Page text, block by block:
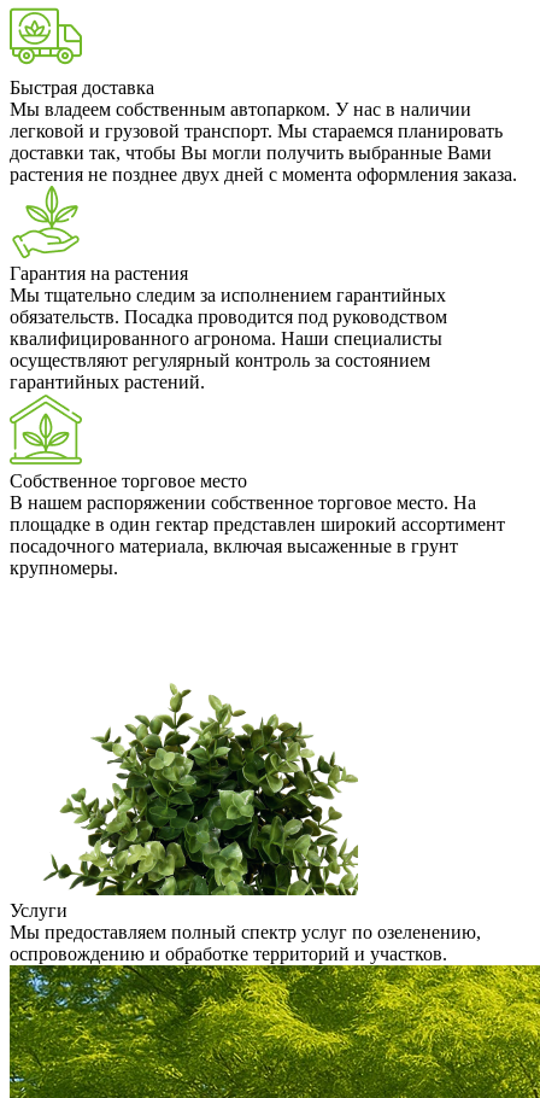
Быстрая доставка
Мы владеем собственным автопарком. У нас в наличии
легковой и грузовой транспорт. Мы стараемся планировать
доставки так, чтобы Вы могли получить выбранные Вами
растения не позднее двух дней с момента оформления заказа.
Гарантия на растения
Мы тщательно следим за исполнением гарантийных
обязательств. Посадка проводится под руководством
квалифицированного агронома. Наши специалисты
осуществляют регулярный контроль за состоянием
гарантийных растений.
Собственное торговое место
В нашем распоряжении собственное торговое место. На
площадке в один гектар представлен широкий ассортимент
посадочного материала, включая высаженные в грунт
крупномеры.
Услуги
Мы предоставляем полный спектр услуг по озеленению,
оспровождению и обработке территорий и участков.